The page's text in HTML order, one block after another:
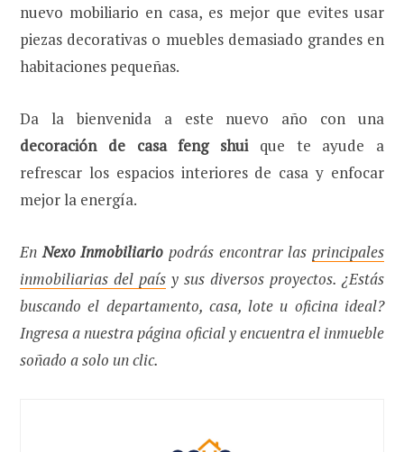
nuevo mobiliario en casa, es mejor que evites usar
piezas decorativas o muebles demasiado grandes en
habitaciones pequeñas.
Da la bienvenida a este nuevo año con una
decoración de casa feng shuique te ayude a
refrescar los espacios interiores de casa y enfocar
mejor la energía.
EnNexo Inmobiliario podrás encontrar lasprincipales
inmobiliarias del país y sus diversos proyectos. ¿Estás
buscando el departamento, casa, lote u oficina ideal?
Ingresa a nuestra página oficial y encuentra el inmueble
soñado a solo un clic.